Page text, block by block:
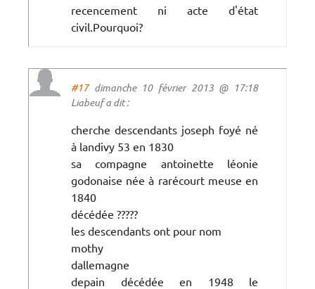
recencement ni acte d'état
civil.Pourquoi?
#17dimanche 10 février 2013 @ 17:18
Liabeuf a dit :
cherche descendants joseph foyé né
à landivy 53 en 1830
sa compagne antoinette léonie
godonaise née à rarécourt meuse en
1840
décédée ?????
les descendants ont pour nom
mothy
dallemagne
depain décédée en 1948 le